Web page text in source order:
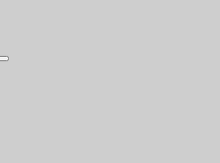
или Диктовки,